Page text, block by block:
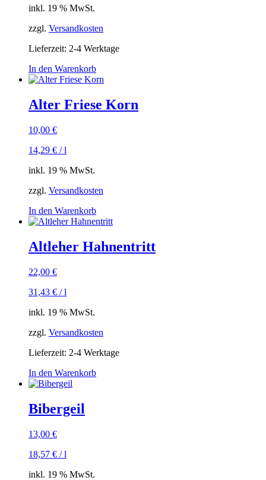
inkl. 19 % MwSt.
zzgl. Versandkosten
Lieferzeit: 2-4 Werktage
In den Warenkorb
Alter Friese Korn
10,00 €
14,29 € /l
inkl. 19 % MwSt.
zzgl. Versandkosten
In den Warenkorb
Altleher Hahnentritt
22,00 €
31,43 € /l
inkl. 19 % MwSt.
zzgl. Versandkosten
Lieferzeit: 2-4 Werktage
In den Warenkorb
Bibergeil
13,00 €
18,57 € /l
inkl. 19 % MwSt.